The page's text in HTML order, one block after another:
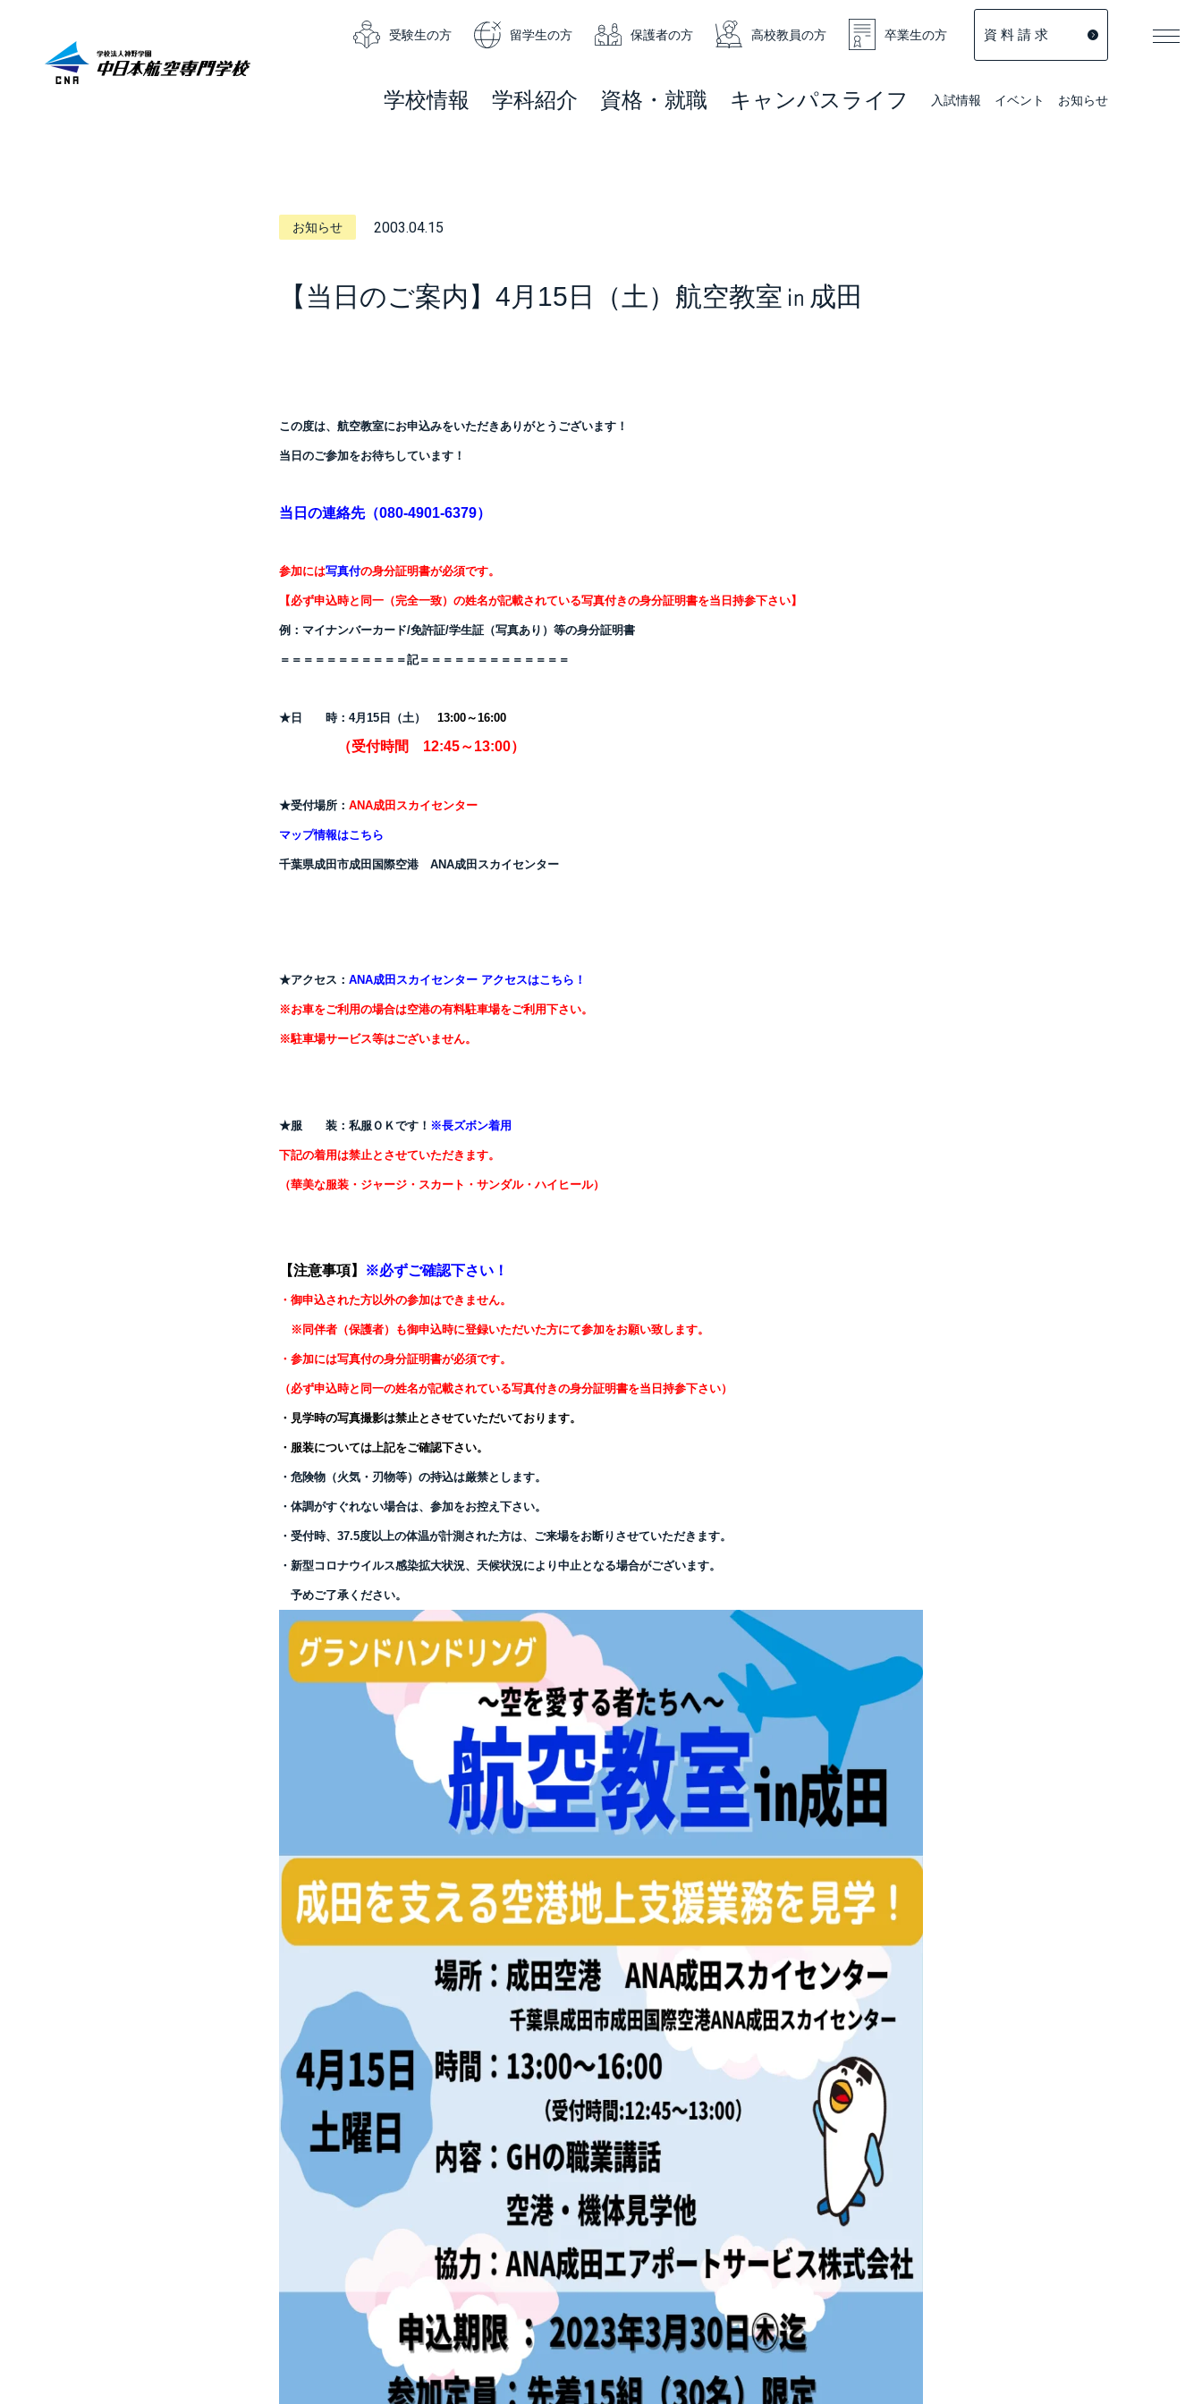
受験生の方 留学生の方 保護者の方 高校教員の方 卒業生の方 資 料 請 求
学校情報 学科紹介 資格・就職 キャンパスライフ 入試情報 イベント お知らせ
お知らせ 2003.04.15
【当日のご案内】4月15日（土）航空教室㏌成田
この度は、航空教室にお申込みをいただきありがとうございます！
当日のご参加をお待ちしています！
当日の連絡先（080-4901-6379）
参加には写真付の身分証明書が必須です。
【必ず申込時と同一（完全一致）の姓名が記載されている写真付きの身分証明書を当日持参下さい】
例：マイナンバーカード/免許証/学生証（写真あり）等の身分証明書
＝＝＝＝＝＝＝＝＝＝＝記＝＝＝＝＝＝＝＝＝＝＝＝＝
★日 時：4月15日（土） 13:00～16:00
（受付時間 12:45～13:00）
★受付場所： ANA成田スカイセンター
マップ情報はこちら
千葉県成田市成田国際空港 ANA成田スカイセンター
★アクセス： ANA成田スカイセンター アクセスはこちら！
※お車をご利用の場合は空港の有料駐車場をご利用下さい。
※駐車場サービス等はございません。
★服 装： 私服ＯＫです！ ※長ズボン着用
下記の着用は禁止とさせていただきます。
（華美な服装・ジャージ・スカート・サンダル・ハイヒール）
【注意事項】 ※必ずご確認下さい！
・御申込された方以外の参加はできません。
※同伴者（保護者）も御申込時に登録いただいた方にて参加をお願い致します。
・参加には写真付の身分証明書が必須です。
（必ず申込時と同一の姓名が記載されている写真付きの身分証明書を当日持参下さい）
・見学時の写真撮影は禁止とさせていただいております。
・服装については上記をご確認下さい。
・危険物（火気・刃物等）の持込は厳禁とします。
・体調がすぐれない場合は、参加をお控え下さい。
・受付時、37.5度以上の体温が計測された方は、 ご来場をお断りさせていただきます。
・新型コロナウイルス感染拡大状況、天候状況により中止となる場合がございます。
予めご了承ください。